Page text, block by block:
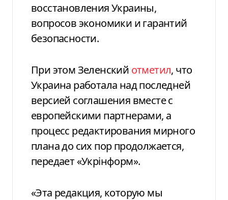
восстановления Украины,
вопросов экономики и гарантий
безопасности.
При этом Зеленский отметил, что
Украина работала над последней
версией соглашения вместе с
европейскими партнерами, а
процесс редактирования мирного
плана до сих пор продолжается,
передает «Укрінформ».
«Эта редакция, которую мы